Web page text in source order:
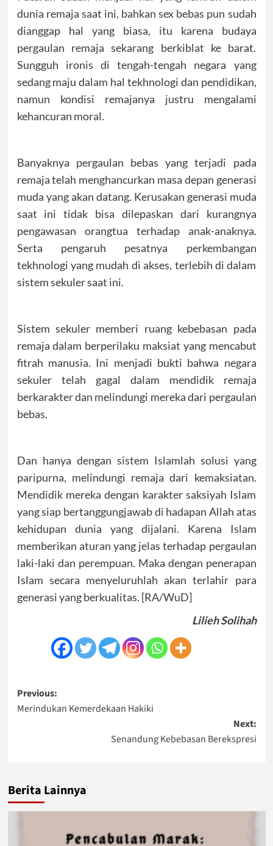
dunia remaja saat ini, bahkan sex bebas pun sudah
dianggap hal yang biasa, itu karena budaya
pergaulan remaja sekarang berkiblat ke barat.
Sungguh ironis di tengah-tengah negara yang
sedang maju dalam hal tekhnologi dan pendidikan,
namun kondisi remajanya justru mengalami
kehancuran moral.
Banyaknya pergaulan bebas yang terjadi pada
remaja telah menghancurkan masa depan generasi
muda yang akan datang. Kerusakan generasi muda
saat ini tidak bisa dilepaskan dari kurangnya
pengawasan orangtua terhadap anak-anaknya.
Serta pengaruh pesatnya perkembangan
tekhnologi yang mudah di akses, terlebih di dalam
sistem sekuler saat ini.
Sistem sekuler memberi ruang kebebasan pada
remaja dalam berperilaku maksiat yang mencabut
fitrah manusia. Ini menjadi bukti bahwa negara
sekuler telah gagal dalam mendidik remaja
berkarakter dan melindungi mereka dari pergaulan
bebas.
Dan hanya dengan sistem Islamlah solusi yang
paripurna, melindungi remaja dari kemaksiatan.
Mendidik mereka dengan karakter saksiyah Islam
yang siap bertanggungjawab di hadapan Allah atas
kehidupan dunia yang dijalani. Karena Islam
memberikan aturan yang jelas terhadap pergaulan
laki-laki dan perempuan. Maka dengan penerapan
Islam secara menyeluruhlah akan terlahir para
generasi yang berkualitas. [RA/WuD]
Lilieh Solihah
Post
navigation
Previous:
Merindukan Kemerdekaan Hakiki
Next:
Senandung Kebebasan Berekspresi
Berita Lainnya